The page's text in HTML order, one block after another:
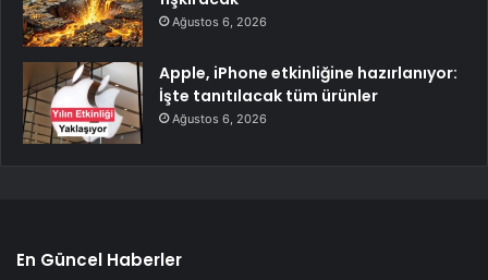
Ağustos 6, 2026
Apple, iPhone etkinliğine hazırlanıyor:
İşte tanıtılacak tüm ürünler
Ağustos 6, 2026
En Güncel Haberler